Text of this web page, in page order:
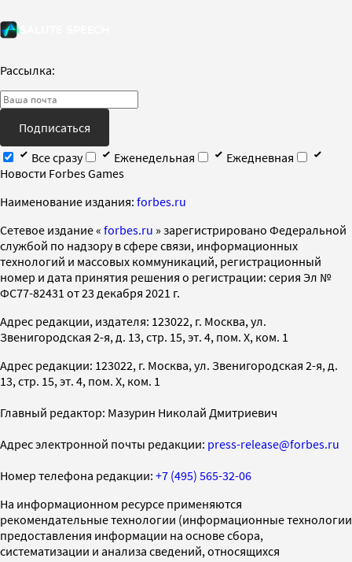
Рассылка:
Подписаться
Все сразу
Еженедельная
Ежедневная
Новости Forbes Games
Наименование издания: forbes.ru
Cетевое издание « forbes.ru » зарегистрировано Федеральной
службой по надзору в сфере связи, информационных
технологий и массовых коммуникаций, регистрационный
номер и дата принятия решения о регистрации: серия Эл №
ФС77-82431 от 23 декабря 2021 г.
Адрес редакции, издателя: 123022, г. Москва, ул.
Звенигородская 2-я, д. 13, стр. 15, эт. 4, пом. X, ком. 1
Адрес редакции: 123022, г. Москва, ул. Звенигородская 2-я, д.
13, стр. 15, эт. 4, пом. X, ком. 1
Главный редактор: Мазурин Николай Дмитриевич
Адрес электронной почты редакции: press-release@forbes.ru
Номер телефона редакции: +7 (495) 565-32-06
На информационном ресурсе применяются
рекомендательные технологии (информационные технологии
предоставления информации на основе сбора,
систематизации и анализа сведений, относящихся